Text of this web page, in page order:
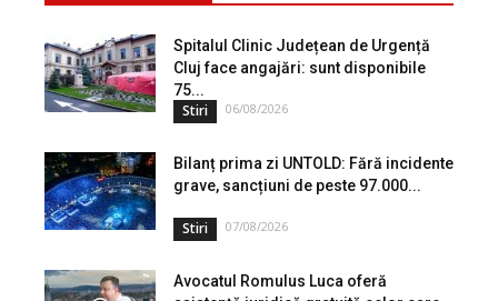
Spitalul Clinic Județean de Urgență
Cluj face angajări: sunt disponibile
75...
Stiri 06/08/2026
Bilanț prima zi UNTOLD: Fără incidente
grave, sancțiuni de peste 97.000...
Stiri 07/08/2026
Avocatul Romulus Luca oferă